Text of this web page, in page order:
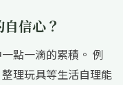
信心？
點一滴的累積。 例
理玩具等生活自理能